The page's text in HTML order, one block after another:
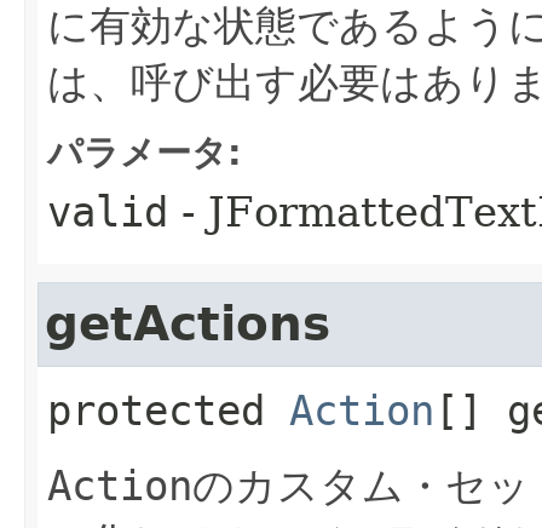
に有効な状態であるよう
は、呼び出す必要はあり
パラメータ:
valid -
getActions
protected Action []
Actionのカスタム・セ